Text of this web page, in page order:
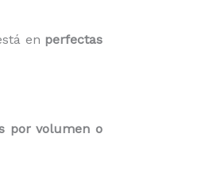
en perfectas
por volumen o